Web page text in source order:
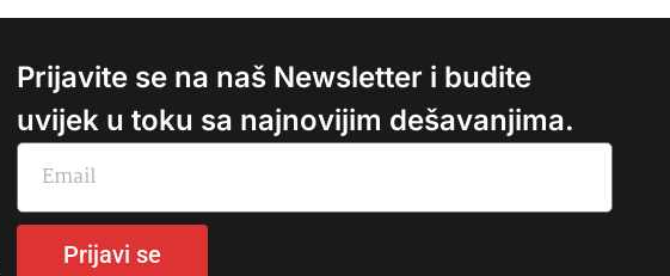
Prijavite se na naš Newsletter i budite
uvijek u toku sa najnovijim dešavanjima.
Prijavi se